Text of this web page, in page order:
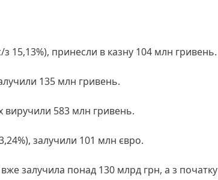
з 15,13%), принесли в казну 104 млн гривень.
135 млн гривень.
виручили 583 млн гривень.
залучили 101 млн євро.
залучила понад 130 млрд грн, а з початку